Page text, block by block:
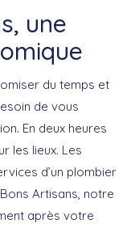
une
du temps et
de vous
En deux heures
les lieux. Les
d’un plombier
Artisans, notre
après votre